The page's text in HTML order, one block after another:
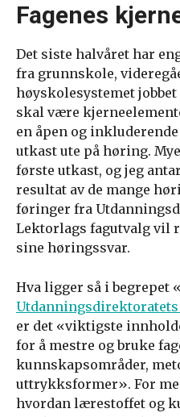
Fagenes
Det siste halvåret har
fra grunnskole,
høyskolesystemet
skal være
en åpen og
utkast ute på høring.
første utkast, og jeg
resultat av de mange
føringer fra
Lektorlags fagutvalg vil
sine høringssvar.
Hva ligger så i begrepet
er det «viktigste
for å mestre og bruke
kunnskapsområder,
uttrykksformer». For
hvordan lærestoffet og